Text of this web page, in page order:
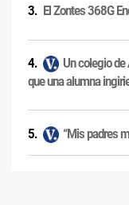
El Zontes 368G
Un colegio
que una alumna
“Mis padres